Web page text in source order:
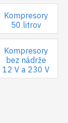
Kompresory
50 litrov
Kompresory
bez nádrže
12 V a 230 V